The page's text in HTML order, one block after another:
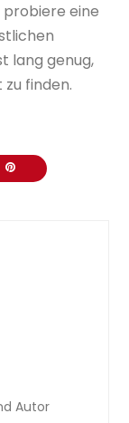
probiere eine
lang genug,
finden.
Autor